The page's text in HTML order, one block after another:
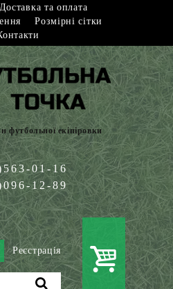
Доставка та оплата
Розмірні сітки
футбольної екіпіровки
01-16
12-89
Реєстрація